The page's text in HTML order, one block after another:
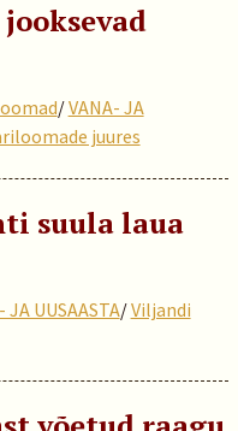
/VANA- JA
juures
suula laua
JA UUSAASTA/Viljandi